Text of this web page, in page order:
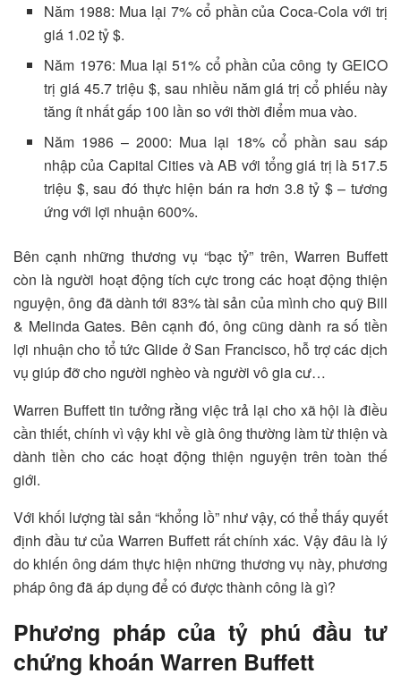
Năm 1988: Mua lại 7% cổ phần của Coca-Cola với trị
giá 1.02 tỷ $.
Năm 1976: Mua lại 51% cổ phần của công ty GEICO
trị giá 45.7 triệu $, sau nhiều năm giá trị cổ phiếu này
tăng ít nhất gấp 100 lần so với thời điểm mua vào.
Năm 1986 – 2000: Mua lại 18% cổ phần sau sáp
nhập của Capital Cities và AB với tổng giá trị là 517.5
triệu $, sau đó thực hiện bán ra hơn 3.8 tỷ $ – tương
ứng với lợi nhuận 600%.
Bên cạnh những thương vụ “bạc tỷ” trên, Warren Buffett
còn là người hoạt động tích cực trong các hoạt động thiện
nguyện, ông đã dành tới 83% tài sản của mình cho quỹ Bill
& Melinda Gates. Bên cạnh đó, ông cũng dành ra số tiền
lợi nhuận cho tổ tức Glide ở San Francisco, hỗ trợ các dịch
vụ giúp đỡ cho người nghèo và người vô gia cư…
Warren Buffett tin tưởng rằng việc trả lại cho xã hội là điều
cần thiết, chính vì vậy khi về già ông thường làm từ thiện và
dành tiền cho các hoạt động thiện nguyện trên toàn thế
giới.
Với khối lượng tài sản “khổng lồ” như vậy, có thể thấy quyết
định đầu tư của Warren Buffett rất chính xác. Vậy đâu là lý
do khiến ông dám thực hiện những thương vụ này, phương
pháp ông đã áp dụng để có được thành công là gì?
Phương pháp của tỷ phú đầu tư
chứng khoán Warren Buffett